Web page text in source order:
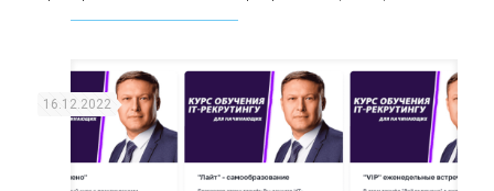
16.12.2022